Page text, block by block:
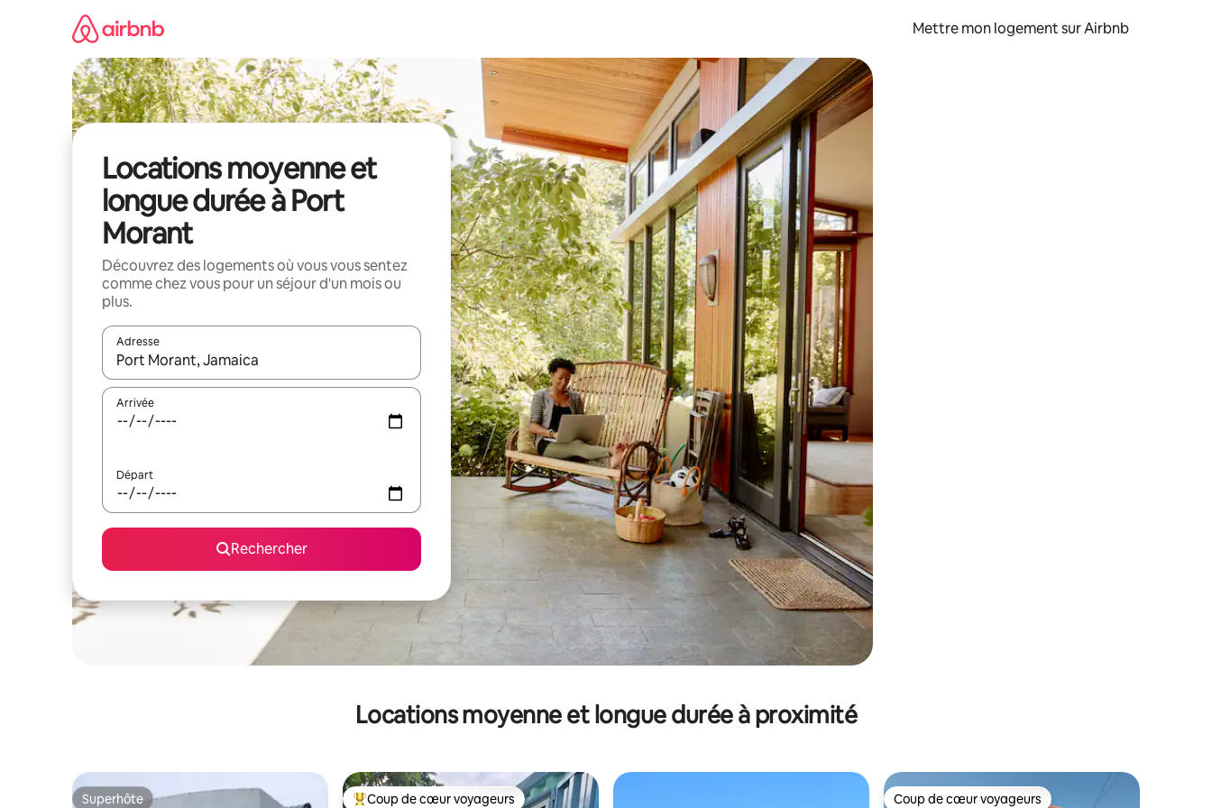
Mettre mon logement sur Airbnb
Locations moyenne et
longue durée à Port
Morant
Découvrez des logements où vous vous sentez
comme chez vous pour un séjour d'un mois ou
plus.
Adresse
Lorsque les résultats s'affichent, utilisez les flèches vers le haut et vers le bas pour les parcourir ou en appuyant et en faisant glisser.
Arrivée
Départ
Rechercher
Locations moyenne et longue durée à proximité
Superhôte Coup de cœur voyageurs Coup de cœur voyageurs